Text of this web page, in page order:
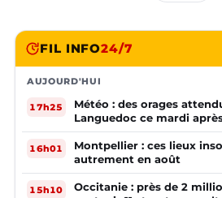
FIL INFO24/7
AUJOURD'HUI
17h25
Météo : des orages
Languedoc ce mardi
16h01
Montpellier : ces lieux
autrement en août
15h10
Occitanie : près de 2